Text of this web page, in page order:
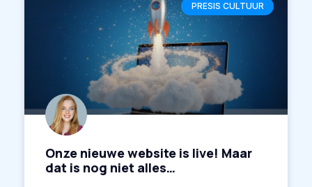
PRESIS CULTUUR
Onze nieuwe website is live! Maar
dat is nog niet alles…